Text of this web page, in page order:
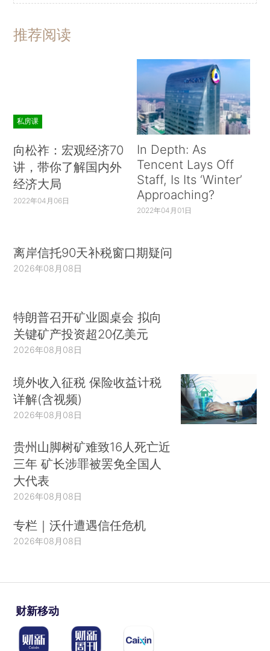
推荐阅读
私房课
向松祚：宏观经济70
讲，带你了解国内外
经济大局
2022年04月06日
In Depth: As
Tencent Lays Off
Staff, Is Its ‘Winter’
Approaching?
2022年04月01日
离岸信托90天补税窗口期疑问
2026年08月08日
特朗普召开矿业圆桌会 拟向
关键矿产投资超20亿美元
2026年08月08日
境外收入征税 保险收益计税
详解(含视频)
2026年08月08日
贵州山脚树矿难致16人死亡近
三年 矿长涉罪被罢免全国人
大代表
2026年08月08日
专栏｜沃什遭遇信任危机
2026年08月08日
财新移动